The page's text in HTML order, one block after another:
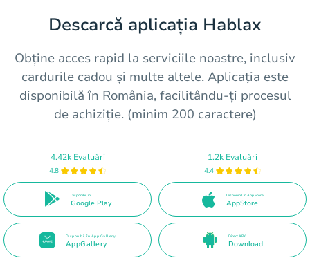
Descarcă aplicația Hablax
Obține acces rapid la serviciile noastre, inclusiv
cardurile cadou și multe altele. Aplicația este
disponibilă în România, facilitându-ți procesul
de achiziție. (minim 200 caractere)
4.42k Evaluări
4.8
Disponibil în
Google Play
1.2k Evaluări
4.4
Disponibil în App Store
AppStore
Disponibil în App Gallery
AppGallery
Direct APK
Download